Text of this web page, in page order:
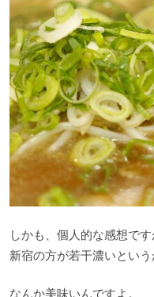
しかも、個人的な感想で
新宿の方が若干濃いとい
なんか美味いんですよ。